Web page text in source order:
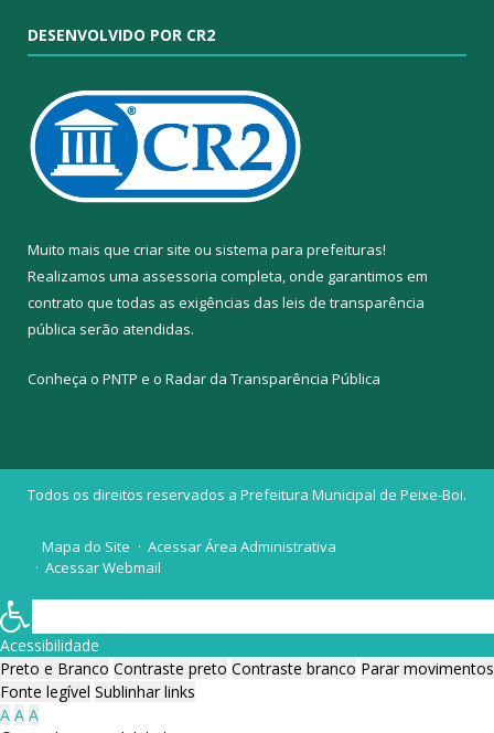
DESENVOLVIDO POR CR2
Muito mais que criar site ou sistema para prefeituras!
Realizamos uma assessoria completa, onde garantimos em
contrato que todas as exigências das leis de transparência
pública serão atendidas.
Conheça o PNTP e o Radar da Transparência Pública
Todos os direitos reservados a Prefeitura Municipal de Peixe-Boi.
Mapa do Site
Acessar Área Administrativa
Acessar Webmail
Acessibilidade
Preto e Branco Contraste preto Contraste branco Parar movimentos
Fonte legível Sublinhar links
A A A